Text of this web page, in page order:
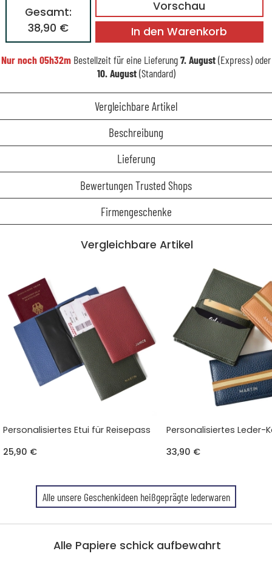
Vorschau
Gesamt:
38,90 €
In den Warenkorb
Nur noch05h32m Bestellzeit für eine Lieferung7. August(Express) oder
10. August(Standard)
Vergleichbare Artikel
Beschreibung
Lieferung
Bewertungen Trusted Shops
Firmengeschenke
Vergleichbare Artikel
Personalisiertes Etui für Reisepass
25,90 €
Personalisiertes Leder-
33,90 €
Alle unsere Geschenkideen heißgeprägte lederwaren
Alle Papiere schick aufbewahrt